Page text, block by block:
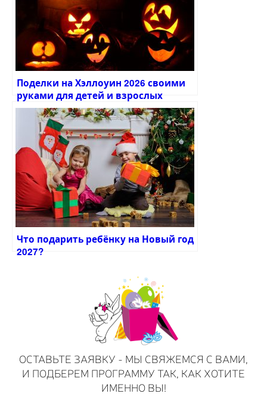
Поделки на Хэллоуин 2026 своими
руками для детей и взрослых
Что подарить ребёнку на Новый год
2027?
ОСТАВЬТЕ ЗАЯВКУ - МЫ СВЯЖЕМСЯ С ВАМИ,
И ПОДБЕРЕМ ПРОГРАММУ ТАК, КАК ХОТИТЕ
ИМЕННО ВЫ!